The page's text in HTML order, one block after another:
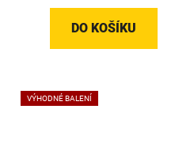
DO KOŠÍKU
VÝHODNÉ BALENÍ